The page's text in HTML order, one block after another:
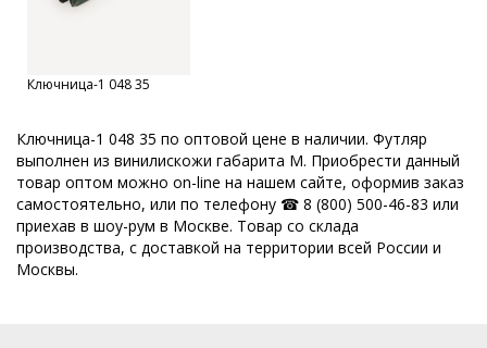
Ключница-1 048 35
Ключница-1 048 35 по оптовой цене в наличии. Футляр
выполнен из винилискожи габарита M. Приобрести данный
товар оптом можно on-line на нашем сайте, оформив заказ
самостоятельно, или по телефону ☎ 8 (800) 500-46-83 или
приехав в шоу-рум в Москве. Товар со склада
производства, с доставкой на территории всей России и
Москвы.